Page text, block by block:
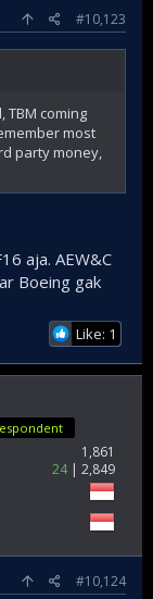
#10,123
TBM coming
most
party money,
aja. AEW&C
Boeing gak
Like: 1
1,861
24
2,849
#10,124